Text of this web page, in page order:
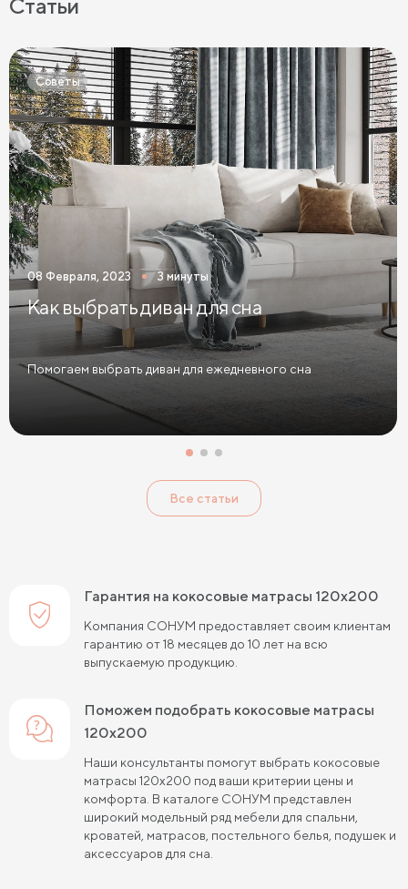
Матрасы 160x200 см Матрасы 180х200 см
Матрасы 200 см шириной Пружинные матрасы
Беспружинные матрасы Мягкие матрасы
Матрасы средней жесткости Жесткие матрасы
Тонкие матрасы Матрасы с независимыми пружинами
Матрасы из латекса Кокосовые матрасы
Матрасы из латекса и кокоса
Матрасы с эффектом памяти Высокие матрасы
Матрасы с 5 зонами жесткости
Матрасы с 7 зонами жесткости
Двуспальные матрасы Матрасы для кроватей
Односпальные матрасы 80х190
Жесткие матрасы 160х200
Односпальные пружинные матрасы
Кокосовые пружинные матрасы
Пружинные матрасы 80 см
Пружинные матрасы 120 см
Советы
08 Февраля, 2023 3 минуты
Как выбрать диван для сна
Помогаем выбрать диван для ежедневного сна
Все статьи
Гарантия на кокосовые матрасы 120х200
Компания СОНУМ предоставляет своим клиентам
гарантию от 18 месяцев до 10 лет на всю
выпускаемую продукцию.
Поможем подобрать кокосовые матрасы
120х200
Наши консультанты помогут выбрать кокосовые
матрасы 120х200 под ваши критерии цены и
комфорта. В каталоге СОНУМ представлен
широкий модельный ряд мебели для спальни,
кроватей, матрасов, постельного белья, подушек и
аксессуаров для сна.